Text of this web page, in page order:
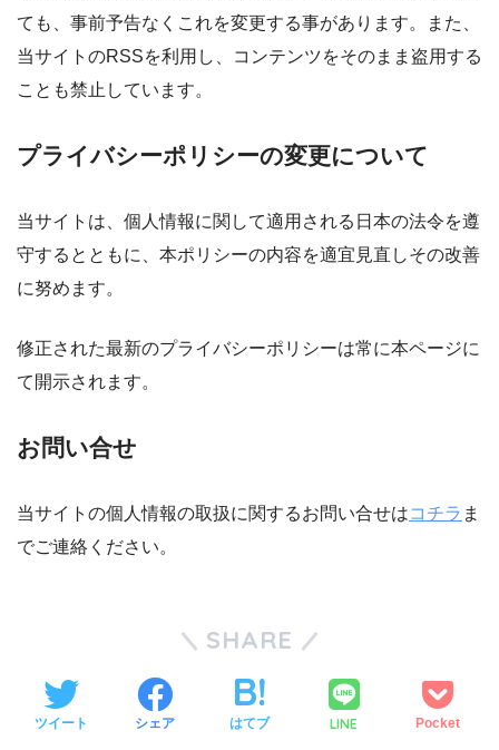
ても、事前予告なくこれを変更する事があります。また、
当サイトのRSSを利用し、コンテンツをそのまま盗用する
ことも禁止しています。
プライバシーポリシーの変更について
当サイトは、個人情報に関して適用される日本の法令を遵
守するとともに、本ポリシーの内容を適宜見直しその改善
に努めます。
修正された最新のプライバシーポリシーは常に本ページに
て開示されます。
お問い合せ
当サイトの個人情報の取扱に関するお問い合せはコチラ ま
でご連絡ください。
SHARE
ツイート シェア はてブ LINE Pocket